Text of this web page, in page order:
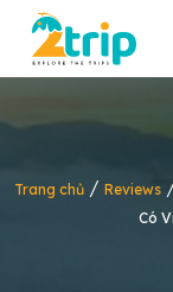
Trang chủ / Reviews
Có